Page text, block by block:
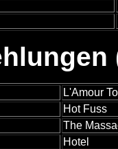
L'Amour
Hot Fuss
The
Hotel